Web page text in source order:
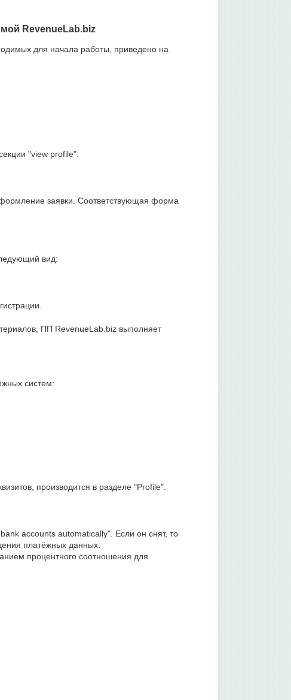
RevenueLab.biz
для начала работы, приведено на
"view profile".
заявки. Соответствующая форма
вид:
ПП RevenueLab.biz выполняет
систем:
производится в разделе "Profile".
accounts automatically". Если он снят, то
платёжных данных.
процентного соотношения для